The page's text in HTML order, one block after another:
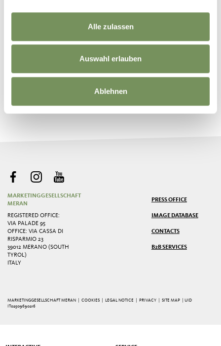
Alle zulassen
Auswahl erlauben
Ablehnen
©OpenStreetMapcontributors
MARKETINGGESELLSCHAFT
MERAN
REGISTERED OFFICE:
VIA PALADE 95
OFFICE: VIA CASSA DI
RISPARMIO 23
39012 MERANO (SOUTH
TYROL)
ITALY
PRESS OFFICE
IMAGE DATABASE
CONTACTS
B2B SERVICES
MARKETINGGESELLSCHAFT MERAN | COOKIES LEGAL NOTICE PRIVACY |SITE MAP
| UID
IT02509690216